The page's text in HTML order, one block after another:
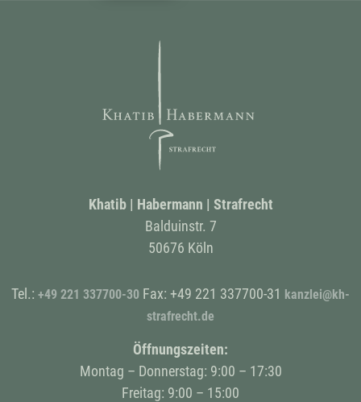
Khatib | Habermann | Strafrecht
Balduinstr. 7
50676 Köln
Tel.: +49 221 337700-30 Fax: +49 221 337700-31 kanzlei@kh-
strafrecht.de
Öffnungszeiten:
Montag – Donnerstag: 9:00 – 17:30
Freitag: 9:00 – 15:00